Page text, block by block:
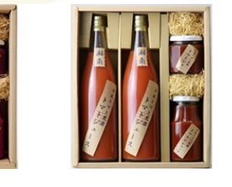
人気順
価格が安い
価格が高い